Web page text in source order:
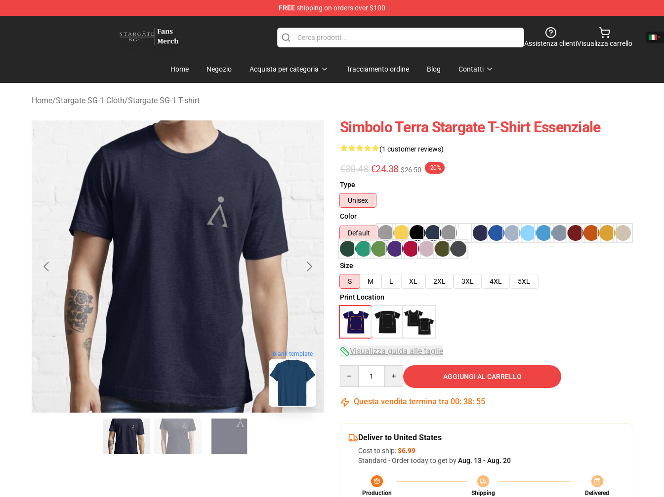
FREEshipping on orders over $100
Assistenza clientiVisualizza carrello
Home Negozio Acquista per categoria Tracciamento ordine Blog Contatti
Home/Stargate SG-1 Cloth/Stargate SG-1 T-shirt
blank template
Simbolo Terra Stargate T-Shirt Essenziale
(1 customer reviews)
€30.48 €24.38 $26.50 -20%
Type
Unisex
Color
Default
Size
S
M L XL 2XL 3XL 4XL
5XL
Print Location
Visualizza guida alle taglie
AGGIUNGI AL CARRELLO
Questa vendita termina tra 00: 38: 54
Deliver to United States
Cost to ship:$6.99
Standard - Order today to get byAug. 13 - Aug. 20
Production
Shipping
Delivered